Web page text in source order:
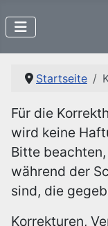
Startseite
Für die
wird keine
Bitte
während der
sind, die
Korrekturen,